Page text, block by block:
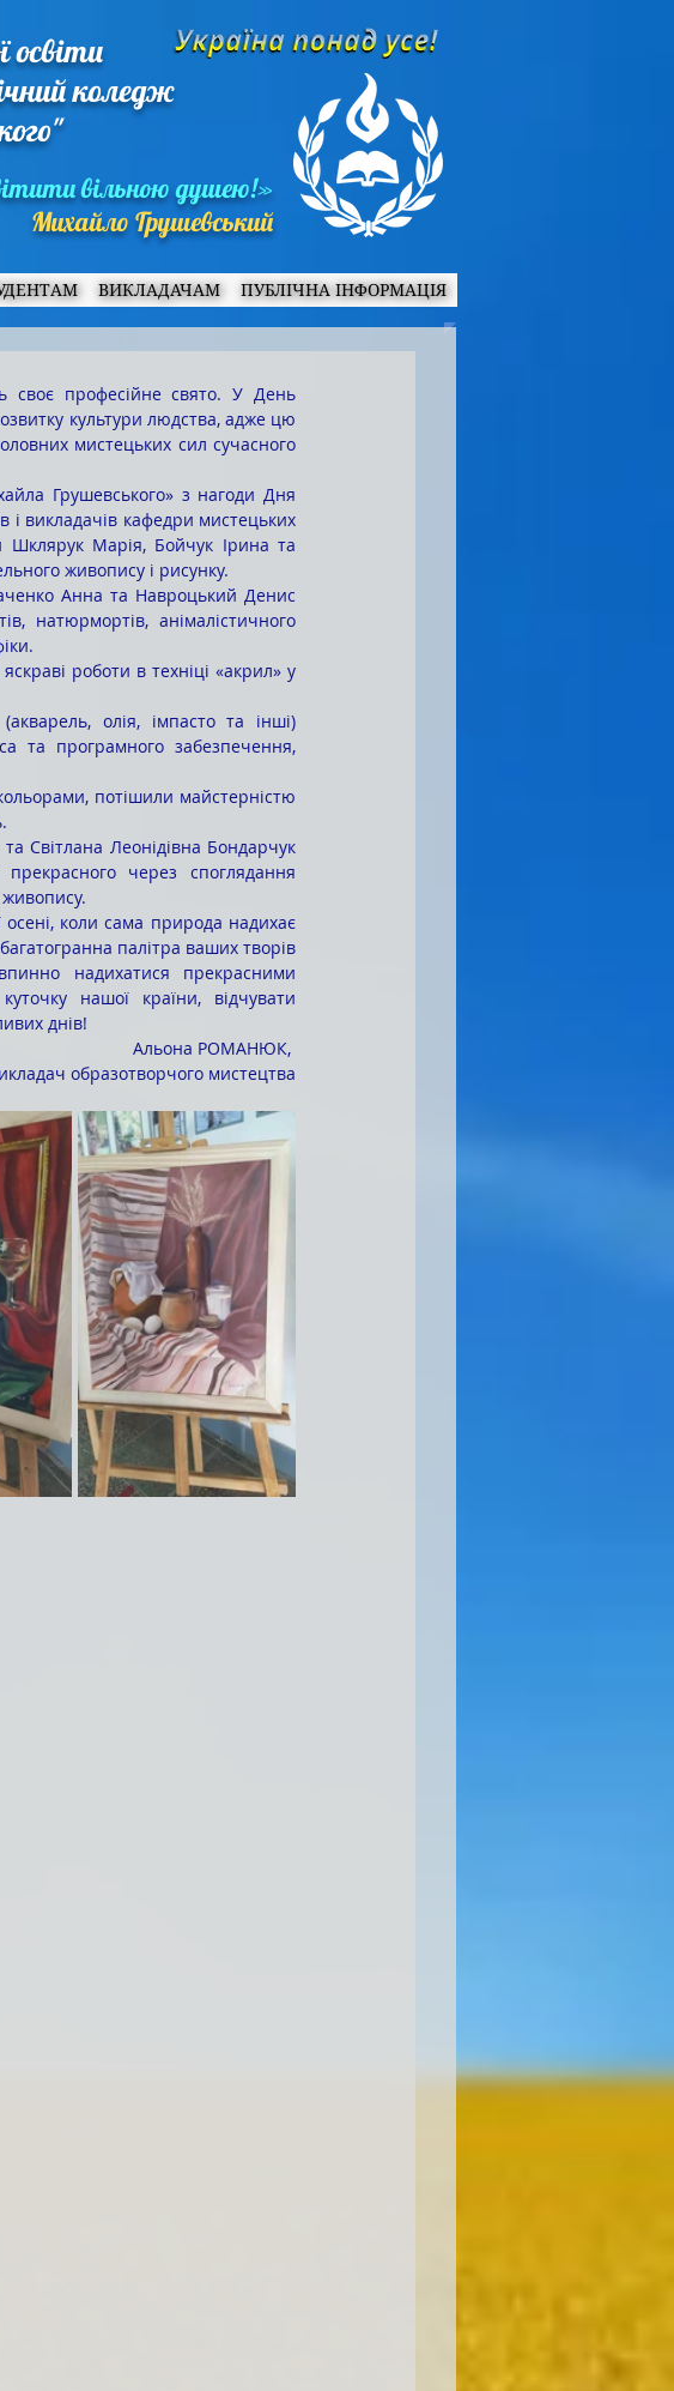
коледж
вільною душею!»
Михайло Грушевський
ВИКЛАДАЧАМ ПУБЛІЧНА ІНФОРМАЦІЯ
культури людства, адже цю
мистецьких сил сучасного
і викладачів кафедри мистецьких
Шклярук Марія, Бойчук Ірина та
живопису і рисунку.
натюрмортів, анімалістичного
та програмного забезпечення,
через споглядання
палітра ваших творів
надихатися прекрасними
нашої країни, відчувати
днів!
Альона РОМАНЮК,
образотворчого мистецтва